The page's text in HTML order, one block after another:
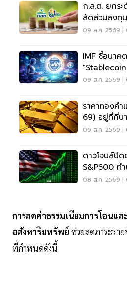
ก.ล.ต. ยกระ
สัดส่วนลงทุ
JUMP+
09 ส.ค. 2569 |
IMF ชี้อนาค
ระบบชำระเงิน
09 ส.ค. 2569 |
ราคาทองค
69) อยู่ที่กี่บ
ขึ้น-ลง
09 ส.ค. 2569 |
ดาวโจนส์ปิ
S&P500 ท
กังวลเฟดขึ้น
08 ส.ค. 2569 |
การลดค่าธรรมเนียมการโอนแ
อสังหาริมทรัพย์ ช่วยลดภาระรา
ที่กำหนดดังนี้